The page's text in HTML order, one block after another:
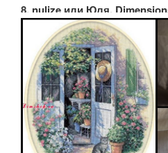
8. nulize или Юля.